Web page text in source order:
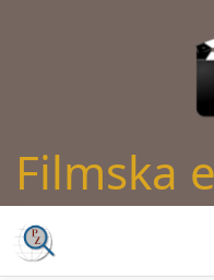
Filmska